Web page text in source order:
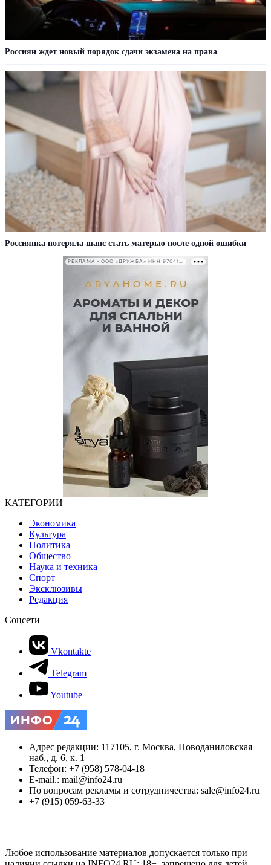
Россиян ждет новый порядок сдачи экзамена на права
Россиянка потеряла шанс стать матерью после одной ошибки
РЕКЛАМА • ООО «ДРУЖБА» ИНН 9704146411
КАТЕГОРИИ
Экономика
Культура
Политика
Общество
Наука и техника
Спорт
Эксклюзивы
Редакция
Соцсети
Vkontakte
Telegram
Youtube
Адрес редакции: 117105, г. Москва, Новоданиловская
наб., д. 6, к. 1
Телефон: +7 (958) 578-04-18
E-mail.: mail@info24.ru
По вопросам рекламы и сотрудничества: sale@info24.ru
+7 (915) 059-63-33
Любое использование материалов допускается только при